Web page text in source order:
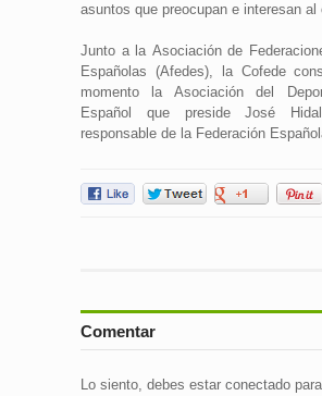
asuntos que preocupan e interesan al
Junto a la Asociación de
Españolas (Afedes), la Cofede
momento la Asociación del
Español que preside José
responsable de la Federación
Comentar
Lo siento, debes estar conectado